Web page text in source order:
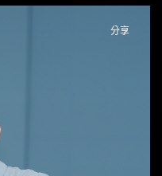
分享